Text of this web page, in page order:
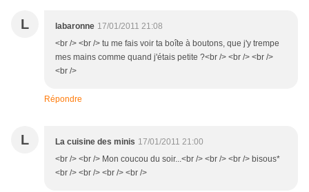
L labaronne 17/01/2011 21:08
<br /> <br /> tu me fais voir ta boîte à boutons, que j'y trempe
mes mains comme quand j'étais petite ?<br /> <br /> <br />
<br />
Répondre
L La cuisine des minis 17/01/2011 21:00
<br /> <br /> Mon coucou du soir...<br /> <br /> <br /> bisous*
<br /> <br /> <br /> <br />